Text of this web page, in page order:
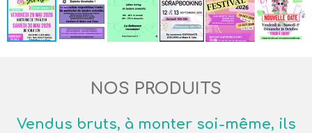
NOS PRODUITS
Vendus bruts, à monter soi-même, ils